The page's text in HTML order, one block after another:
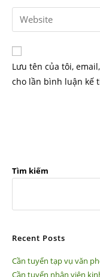
Lưu tên của tôi,
cho lần bình luận kế
Tìm kiếm
Recent Posts
Cần tuyển tạp vụ văn
Cần tuyển nhân viên